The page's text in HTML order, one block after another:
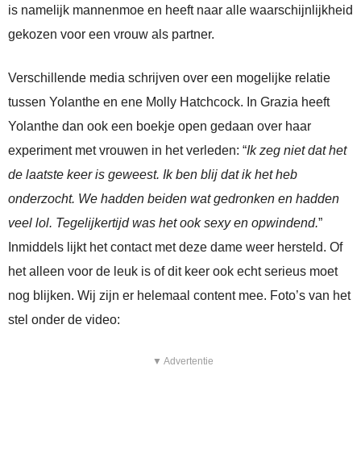
is namelijk mannenmoe en heeft naar alle waarschijnlijkheid
gekozen voor een vrouw als partner.
Verschillende media schrijven over een mogelijke relatie
tussen Yolanthe en ene Molly Hatchcock. In Grazia heeft
Yolanthe dan ook een boekje open gedaan over haar
experiment met vrouwen in het verleden: “Ik zeg niet dat het
de laatste keer is geweest. Ik ben blij dat ik het heb
onderzocht. We hadden beiden wat gedronken en hadden
veel lol. Tegelijkertijd was het ook sexy en opwindend.”
Inmiddels lijkt het contact met deze dame weer hersteld. Of
het alleen voor de leuk is of dit keer ook echt serieus moet
nog blijken. Wij zijn er helemaal content mee. Foto’s van het
stel onder de video:
▼ Advertentie